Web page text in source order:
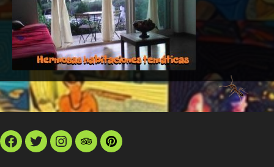
Facebook
TwitterInstagramTripAdvisor
Pinterest